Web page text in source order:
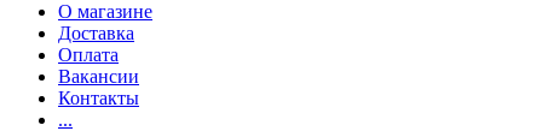
О магазине
Доставка
Оплата
Вакансии
Контакты
...